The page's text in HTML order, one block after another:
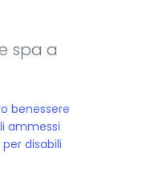
spa a
benessere
ammessi
disabili